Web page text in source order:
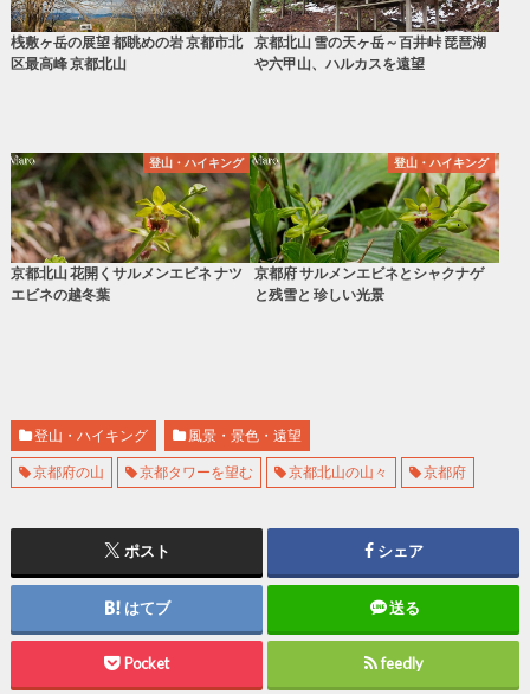
桟敷ヶ岳の展望 都眺めの岩 京都市北
区最高峰 京都北山
京都北山 雪の天ヶ岳～百井峠 琵琶湖
や六甲山、ハルカスを遠望
登山・ハイキング
京都北山 花開くサルメンエビネ ナツ
エビネの越冬葉
登山・ハイキング
京都府 サルメンエビネとシャクナゲ
と残雪と 珍しい光景
登山・ハイキング 風景・景色・遠望
京都府の山 京都タワーを望む 京都北山の山々 京都府
ポスト シェア
はてブ 送る
Pocket feedly